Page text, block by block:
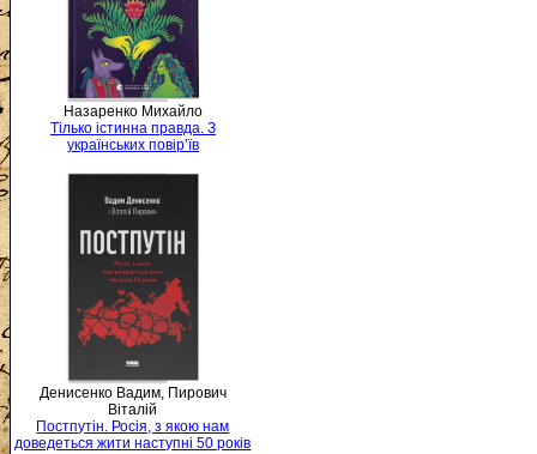
Назаренко Михайло
Тілько істинна правда. З
українських повір’їв
Денисенко Вадим, Пирович
Віталій
Постпутін. Росія, з якою нам
доведеться жити наступні 50 років